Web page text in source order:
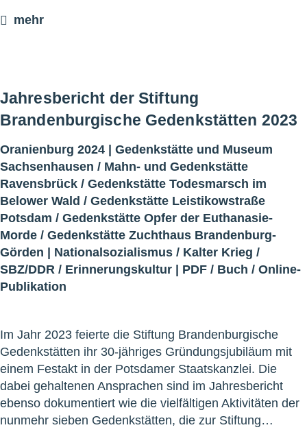
mehr
Jahresbericht der Stiftung
Brandenburgische Gedenkstätten 2023
Oranienburg 2024 | Gedenkstätte und Museum
Sachsenhausen / Mahn- und Gedenkstätte
Ravensbrück / Gedenkstätte Todesmarsch im
Belower Wald / Gedenkstätte Leistikowstraße
Potsdam / Gedenkstätte Opfer der Euthanasie-
Morde / Gedenkstätte Zuchthaus Brandenburg-
Görden | Nationalsozialismus / Kalter Krieg /
SBZ/DDR / Erinnerungskultur | PDF / Buch / Online-
Publikation
Im Jahr 2023 feierte die Stiftung Brandenburgische
Gedenkstätten ihr 30-jähriges Gründungsjubiläum mit
einem Festakt in der Potsdamer Staatskanzlei. Die
dabei gehaltenen Ansprachen sind im Jahresbericht
ebenso dokumentiert wie die vielfältigen Aktivitäten der
nunmehr sieben Gedenkstätten, die zur Stiftung…